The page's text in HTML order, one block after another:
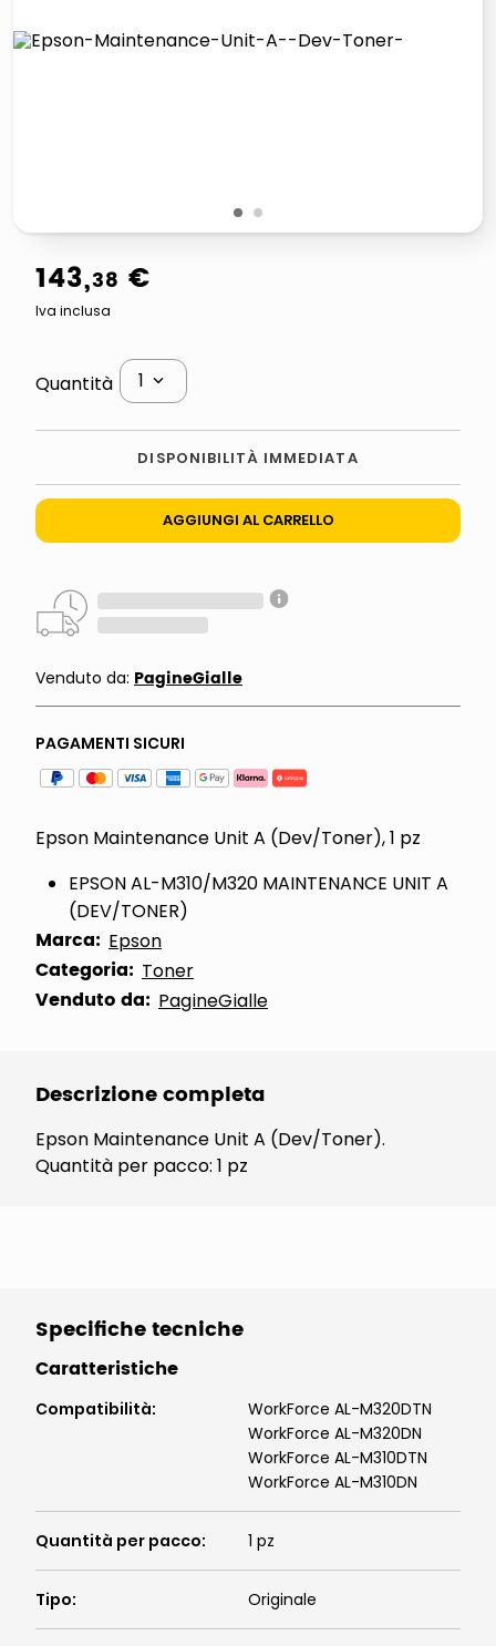
lucidatrice pavimenti
1 2
143,38 €
Iva inclusa
Quantità 1
DISPONIBILITÀ IMMEDIATA
AGGIUNGI AL CARRELLO
Venduto da: PagineGialle
PAGAMENTI SICURI
Epson Maintenance Unit A (Dev/Toner), 1 pz
EPSON AL-M310/M320 MAINTENANCE UNIT A
(DEV/TONER)
Marca: Epson
Categoria: Toner
Venduto da: PagineGialle
Descrizione completa
Epson Maintenance Unit A (Dev/Toner).
Quantità per pacco: 1 pz
Specifiche tecniche
Caratteristiche
Compatibilità:
WorkForce AL-M320DTN
WorkForce AL-M320DN
WorkForce AL-M310DTN
WorkForce AL-M310DN
Quantità per pacco: 1 pz
Tipo: Originale